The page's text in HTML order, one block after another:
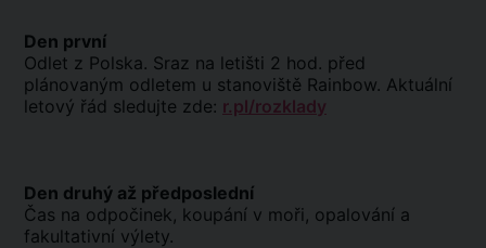
Den první
Odlet z Polska. Sraz na letišti 2 hod. před
plánovaným odletem u stanoviště Rainbow. Aktuální
letový řád sledujte zde: r.pl/rozklady
Den druhý až předposlední
Čas na odpočinek, koupání v moři, opalování a
fakultativní výlety.